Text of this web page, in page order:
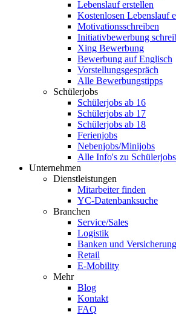
Lebenslauf erstellen
Kostenlosen Lebenslauf
Motivationsschreiben
Initiativbewerbung
Xing Bewerbung
Bewerbung auf Englisch
Vorstellungsgespräch
Alle Bewerbungstipps
Schülerjobs
Schülerjobs ab 16
Schülerjobs ab 17
Schülerjobs ab 18
Ferienjobs
Nebenjobs/Minijobs
Alle Info's zu Schülerjobs
Unternehmen
Dienstleistungen
Mitarbeiter finden
YC-Datenbanksuche
Branchen
Service/Sales
Logistik
Banken und
Retail
E-Mobility
Mehr
Blog
Kontakt
FAQ